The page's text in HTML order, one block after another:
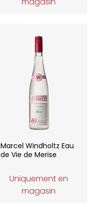
Marcel Windholtz Eau
de Vie de Merise
Uniquement en
magasin